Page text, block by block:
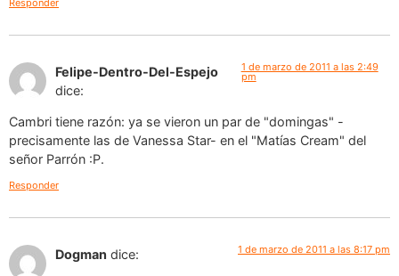
Felipe-Dentro-Del-Espejo
dice:
1 de marzo de 2011 a las 2:49
pm
Cambri tiene razón: ya se vieron un par de "domingas" -
precisamente las de Vanessa Star- en el "Matías Cream" del
señor Parrón :P.
Responder
Dogman dice: 1 de marzo de 2011 a las 8:17 pm